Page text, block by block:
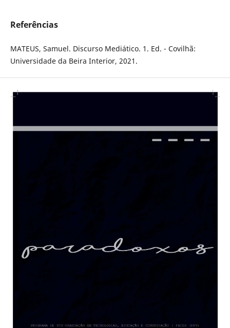
Referências
MATEUS, Samuel. Discurso Mediático. 1. Ed. - Covilhã:
Universidade da Beira Interior, 2021.